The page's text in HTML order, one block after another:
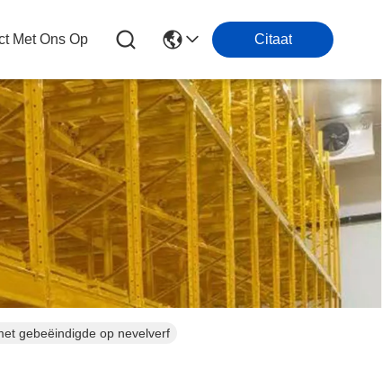
Met Ons Op Citaat
gebeëindigde op nevelverf